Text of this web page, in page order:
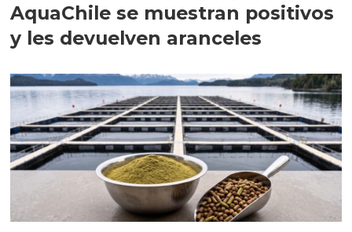
AquaChile se muestran positivos
y les devuelven aranceles